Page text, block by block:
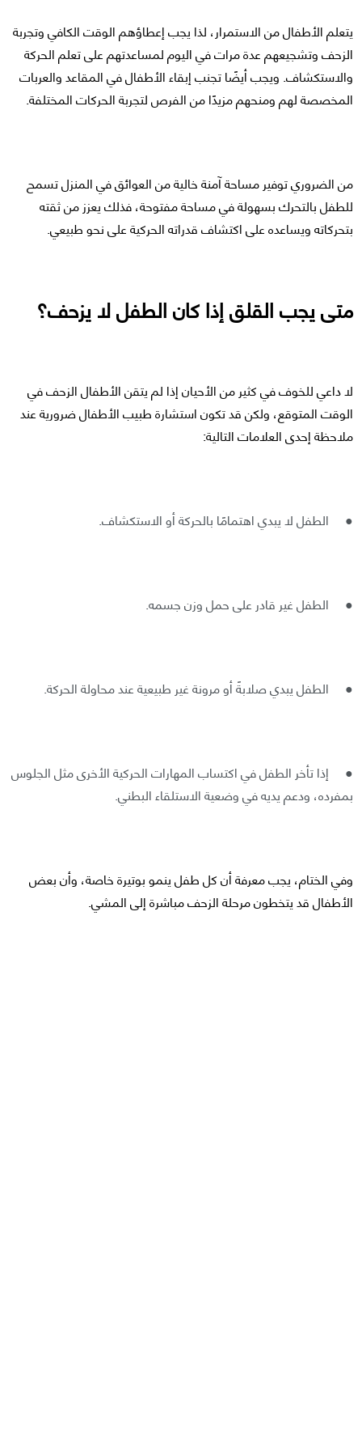
يتعلم الأطفال من الاستمرار، لذا يجب إعطاؤهم الوقت الكافي وتجربة
الزحف وتشجيعهم عدة مرات في اليوم لمساعدتهم على تعلم الحركة
والاستكشاف. ويجب أيضًا تجنب إبقاء الأطفال في المقاعد والعربات
المخصصة لهم ومنحهم مزيدًا من الفرص لتجربة الحركات المختلفة.
من الضروري توفير مساحة آمنة خالية من العوائق في المنزل تسمح
للطفل بالتحرك بسهولة في مساحة مفتوحة، فذلك يعزز من ثقته
بتحركاته ويساعده على اكتشاف قدراته الحركية على نحو طبيعي.
متى يجب القلق إذا كان الطفل لا يزحف؟
لا داعي للخوف في كثير من الأحيان إذا لم يتقن الأطفال الزحف في
الوقت المتوقع، ولكن قد تكون استشارة طبيب الأطفال ضرورية عند
ملاحظة إحدى العلامات التالية:
● الطفل لا يبدي اهتمامًا بالحركة أو الاستكشاف.
● الطفل غير قادر على حمل وزن جسمه.
● الطفل يبدي صلابةً أو مرونة غير طبيعية عند محاولة الحركة.
● إذا تأخر الطفل في اكتساب المهارات الحركية الأخرى مثل الجلوس
بمفرده، ودعم يديه في وضعية الاستلقاء البطني.
وفي الختام، يجب معرفة أن كل طفل ينمو بوتيرة خاصة، وأن بعض
الأطفال قد يتخطون مرحلة الزحف مباشرة إلى المشي.